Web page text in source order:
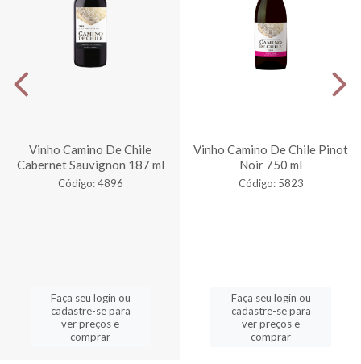
Vinho Camino De Chile
Cabernet Sauvignon 187 ml
Código: 4896
Faça seu login ou
cadastre-se para
ver preços e
comprar
Vinho Camino De Chile Pinot
Noir 750 ml
Código: 5823
Faça seu login ou
cadastre-se para
ver preços e
comprar